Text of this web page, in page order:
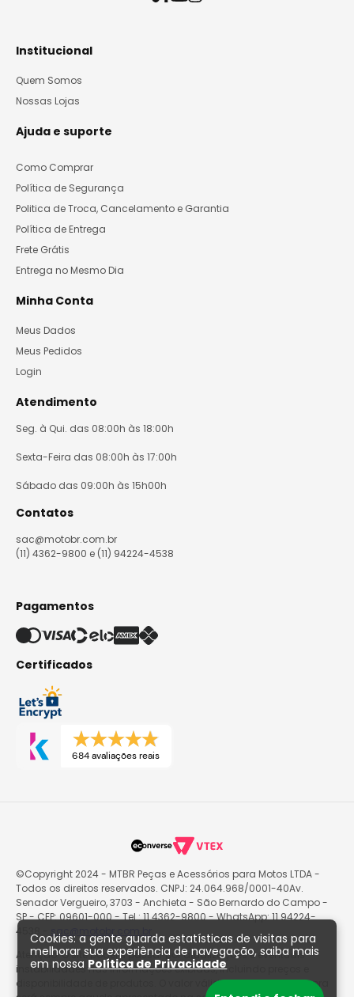
Cookies: a gente guarda estatísticas de visitas para
melhorar sua experiência de navegação, saiba mais
em nossa Política de Privacidade
Institucional
Quem Somos
Nossas Lojas
Ajuda e suporte
Como Comprar
Política de Segurança
Politica de Troca, Cancelamento e Garantia
Política de Entrega
Frete Grátis
Entrega no Mesmo Dia
Minha Conta
Meus Dados
Meus Pedidos
Login
Atendimento
Seg. à Qui. das 08:00h às 18:00h
Sexta-Feira das 08:00h às 17:00h
Sábado das 09:00h às 15h00h
Contatos
sac@motobr.com.br
(11) 4362-9800 e (11) 94224-4538
Pagamentos
Certificados
684 avaliações reais
©Copyright 2024 - MTBR Peças e Acessórios para Motos LTDA -
Todos os direitos reservados. CNPJ: 24.064.968/0001-40Av.
Senador Vergueiro, 3703 - Anchieta - São Bernardo do Campo -
SP - CEP: 09601-000 - Tel.: 11 4362-9800 - WhatsApp: 11 94224-
4538 -
sac@motobr.com.br
Atenção: O site poderá passar por atualizações e eventuais
instabilidades nas informações exibidas, incluindo preços e
disponibilidade de produtos. O valor válido para fins de compra